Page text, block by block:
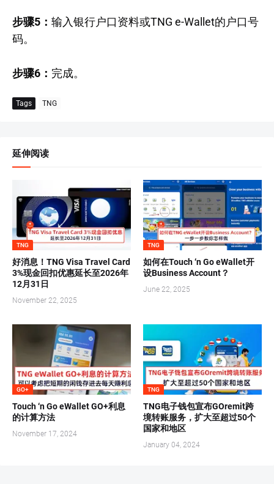
步骤5： 输入银行户口资料或TNG e-Wallet的户口号
码。
步骤6： 完成。
Tags TNG
延伸阅读
TNG
好消息！TNG Visa Travel Card
3%现金回扣优惠延长至2026年
12月31日
November 22, 2025
TNG
如何在Touch ‘n Go eWallet开
设Business Account？
June 22, 2025
GO+
Touch ‘n Go eWallet GO+利息
的计算方法
November 17, 2024
TNG
TNG电子钱包宣布GOremit跨
境转账服务，扩大至超过50个
国家和地区
January 04, 2024